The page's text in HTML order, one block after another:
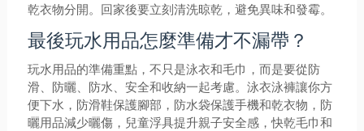
乾衣物分開。回家後要立刻清洗晾乾，避免異味和發霉。
最後玩水用品怎麼準備才不漏帶？
玩水用品的準備重點，不只是泳衣和毛巾，而是要從防
滑、防曬、防水、安全和收納一起考慮。泳衣泳褲讓你方
便下水，防滑鞋保護腳部，防水袋保護手機和乾衣物，防
曬用品減少曬傷，兒童浮具提升親子安全感，快乾毛巾和